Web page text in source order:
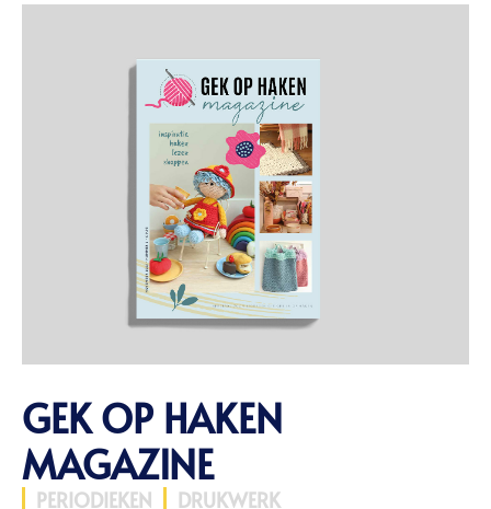
GEK OP HAKEN
MAGAZINE
PERIODIEKEN
DRUKWERK